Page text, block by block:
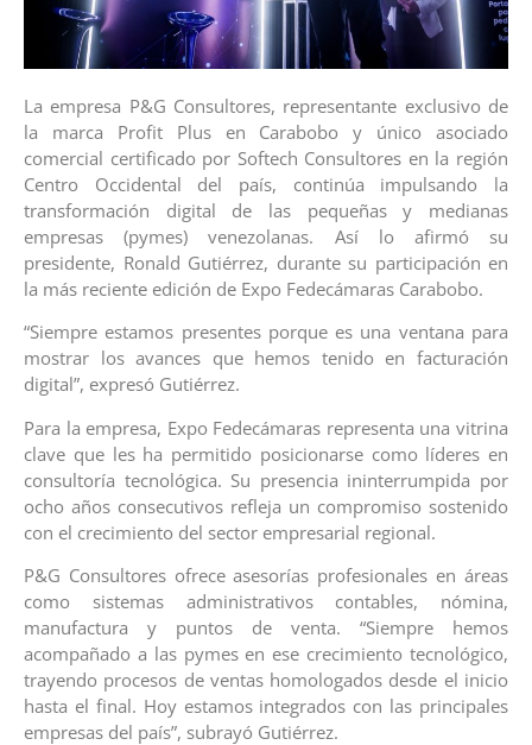
La empresa P&G Consultores, representante exclusivo de
la marca Profit Plus en Carabobo y único asociado
comercial certificado por Softech Consultores en la región
Centro Occidental del país, continúa impulsando la
transformación digital de las pequeñas y medianas
empresas (pymes) venezolanas. Así lo afirmó su
presidente, Ronald Gutiérrez, durante su participación en
la más reciente edición de Expo Fedecámaras Carabobo.
“Siempre estamos presentes porque es una ventana para
mostrar los avances que hemos tenido en facturación
digital”, expresó Gutiérrez.
Para la empresa, Expo Fedecámaras representa una vitrina
clave que les ha permitido posicionarse como líderes en
consultoría tecnológica. Su presencia ininterrumpida por
ocho años consecutivos refleja un compromiso sostenido
con el crecimiento del sector empresarial regional.
P&G Consultores ofrece asesorías profesionales en áreas
como sistemas administrativos contables, nómina,
manufactura y puntos de venta. “Siempre hemos
acompañado a las pymes en ese crecimiento tecnológico,
trayendo procesos de ventas homologados desde el inicio
hasta el final. Hoy estamos integrados con las principales
empresas del país”, subrayó Gutiérrez.